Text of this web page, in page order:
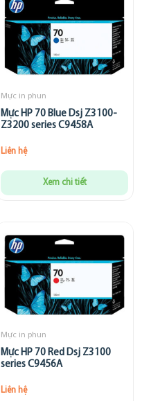
Mực in phun
Mực HP 70 Blue Dsj Z3100-
Z3200 series C9458A
Liên hệ
Xem chi tiết
Mực in phun
Mực HP 70 Red Dsj Z3100
series C9456A
Liên hệ